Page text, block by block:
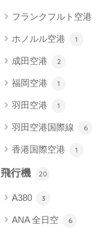
フランクフルト空港
ホノルル空港 1
成田空港 2
福岡空港 1
羽田空港 1
羽田空港国際線 6
香港国際空港 1
飛行機 20
A380 3
ANA 全日空 6